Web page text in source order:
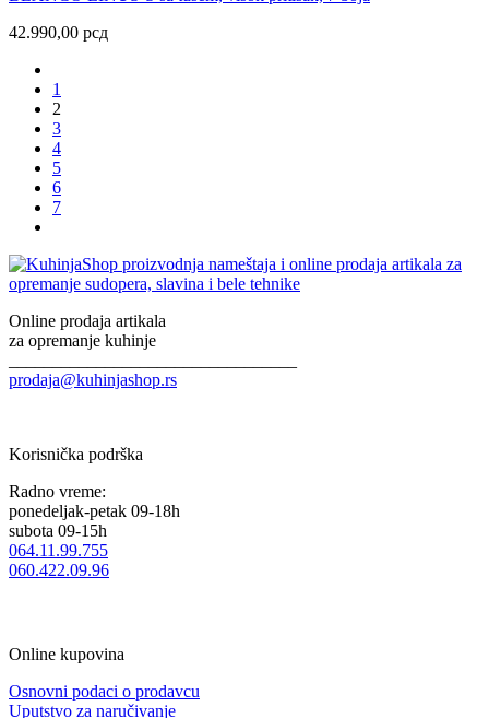
42.990,00 рсд
1
2
3
4
5
6
7
Online prodaja artikala
za opremanje kuhinje
prodaja@kuhinjashop.rs
Korisnička podrška
Radno vreme:
ponedeljak-petak 09-18h
subota 09-15h
064.11.99.755
060.422.09.96
Online kupovina
Osnovni podaci o prodavcu
Uputstvo za naručivanje